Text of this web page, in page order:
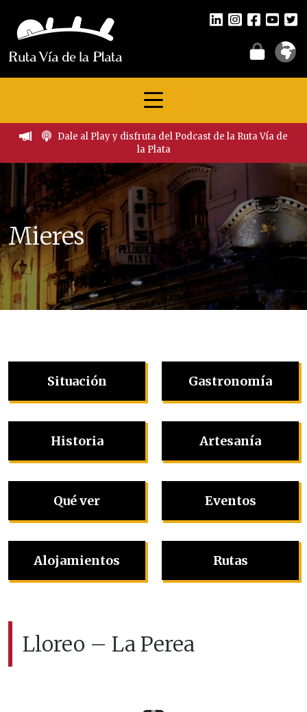
Dale al Play y disfruta del Podcast de la Ruta Vía de
la Plata
Mieres
Situación
Historia
Qué ver
Alojamientos
Gastronomía
Artesanía
Eventos
Rutas
Lloreo – La Perea